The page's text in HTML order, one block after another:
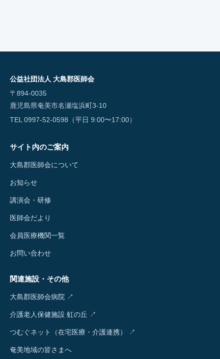
公益社団法人 大島郡医師会
〒894-0035
鹿児島県奄美市名瀬塩浜町3-10
TEL 0997-52-0598（平日 9:00〜17:00）
サイト内のご案内
大島郡医師会について
お知らせ
講演会・研修
医師会だより
会員医療機関一覧
お問い合わせ
関連施設・その他
大島郡医師会病院 ↗
介護老人保健施設 虹の丘 ↗
つむぐネット（在宅医療・介護連携） ↗
奄美地域の皆さまへ